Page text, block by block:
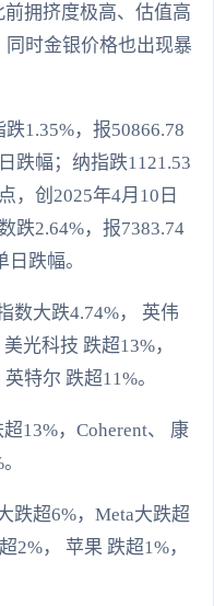
拥挤度极高、估值高
时金银价格也出现暴
1.35%，报50866.78
跌幅；纳指跌1121.53
，创2025年4月10日
跌2.64%，报7383.74
跌幅。
数大跌4.74%， 英伟
光科技 跌超13%，
特尔 跌超11%。
13%，Coherent、 康
跌超6%，Meta大跌超
2%， 苹果 跌超1%，